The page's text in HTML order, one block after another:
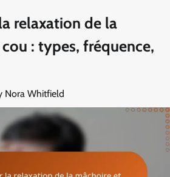
relaxation de la
: types, fréquence,
Nora Whitfield